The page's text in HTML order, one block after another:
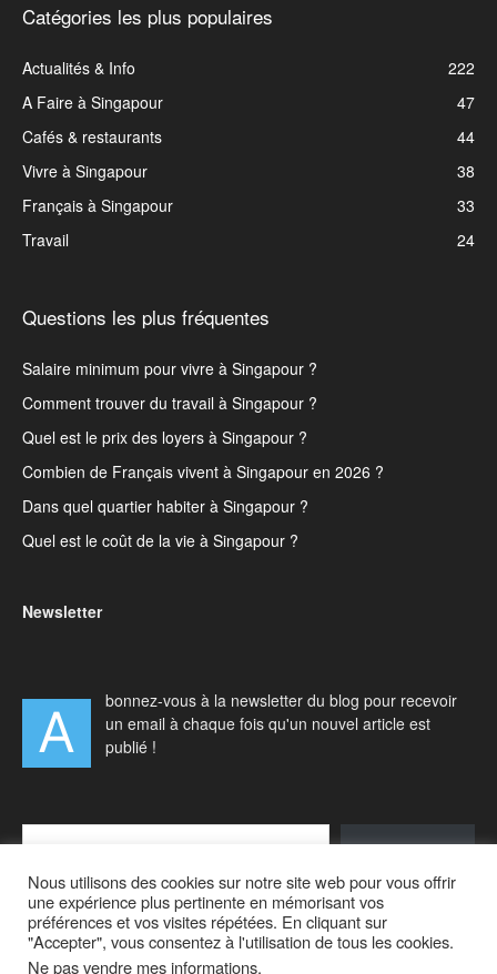
Catégories les plus populaires
Actualités & Info
222
A Faire à Singapour
47
Cafés & restaurants
44
Vivre à Singapour
38
Français à Singapour
33
Travail
24
Questions les plus fréquentes
Salaire minimum pour vivre à Singapour ?
Comment trouver du travail à Singapour ?
Quel est le prix des loyers à Singapour ?
Combien de Français vivent à Singapour en 2026 ?
Dans quel quartier habiter à Singapour ?
Quel est le coût de la vie à Singapour ?
Newsletter
A
bonnez-vous à la newsletter du blog pour recevoir
un email à chaque fois qu'un nouvel article est
publié !
Type your email…
S'abonner
Nous utilisons des cookies sur notre site web pour vous offrir
une expérience plus pertinente en mémorisant vos
préférences et vos visites répétées. En cliquant sur
"Accepter", vous consentez à l'utilisation de tous les cookies.
Ne pas vendre mes informations.